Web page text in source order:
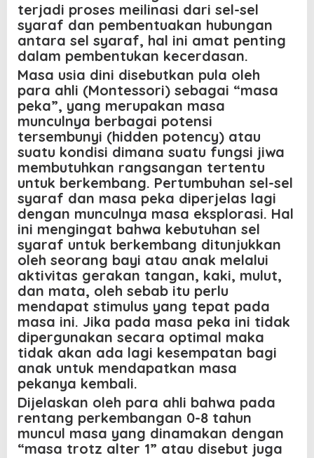
terjadi proses meilinasi dari sel-sel
syaraf dan pembentuakan hubungan
antara sel syaraf, hal ini amat penting
dalam pembentukan kecerdasan.
Masa usia dini disebutkan pula oleh
para ahli (Montessori) sebagai “masa
peka”, yang merupakan masa
munculnya berbagai potensi
tersembunyi (hidden potency) atau
suatu kondisi dimana suatu fungsi jiwa
membutuhkan rangsangan tertentu
untuk berkembang. Pertumbuhan sel-sel
syaraf dan masa peka diperjelas lagi
dengan munculnya masa eksplorasi. Hal
ini mengingat bahwa kebutuhan sel
syaraf untuk berkembang ditunjukkan
oleh seorang bayi atau anak melalui
aktivitas gerakan tangan, kaki, mulut,
dan mata, oleh sebab itu perlu
mendapat stimulus yang tepat pada
masa ini. Jika pada masa peka ini tidak
dipergunakan secara optimal maka
tidak akan ada lagi kesempatan bagi
anak untuk mendapatkan masa
pekanya kembali.
Dijelaskan oleh para ahli bahwa pada
rentang perkembangan 0-8 tahun
muncul masa yang dinamakan dengan
“masa trotz alter 1” atau disebut juga